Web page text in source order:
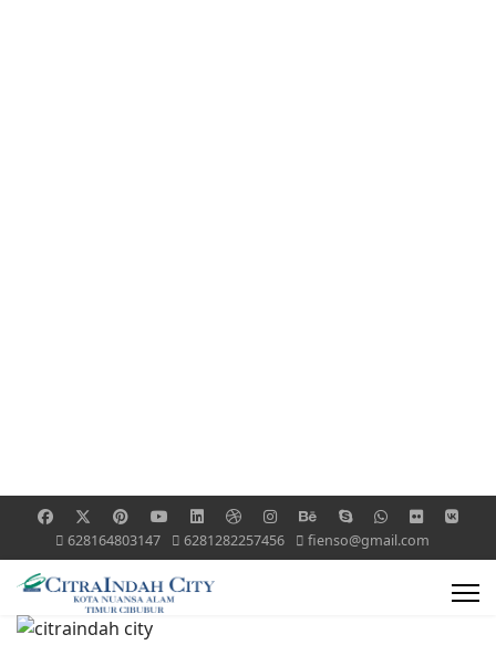
628164803147 6281282257456 fienso@gmail.com